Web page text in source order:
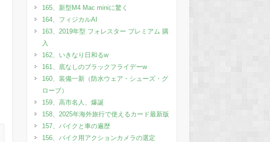
165、新型M4 Mac miniに驚く
164、フィジカルAI
163、2019年型 フォレスター プレミアム 購
入
162、いきなり日和るw
161、底なしのブラックフライデーw
160、装備一新（防水ウェア・シューズ・グ
ローブ）
159、高市名人、爆誕
158、2025年海外旅行で使えるカード最新版
157、バイクと車の遍歴
156、バイク用アクションカメラの選定